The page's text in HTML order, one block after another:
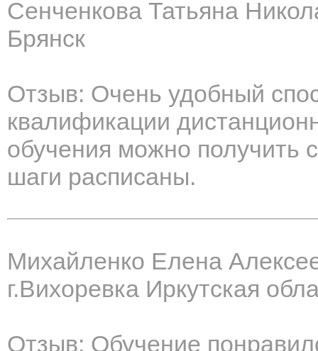
Сенченкова Татьяна
Брянск
Отзыв: Очень удобный
квалификации
обучения можно получить
шаги расписаны.
Михайленко Елена
г.Вихоревка Иркутская
Отзыв: Обучение